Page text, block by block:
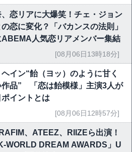
恋リアに大爆笑！チェ・ジョン
恋に変化？「バカンスの法則」
ABEMA人気恋リアメンバー集結
[08月06日13時18分]
イン“飴（ヨッ）のように甘く
作品” 「恋は飴模様」主演3人が
イントとは
[08月06日12時57分]
、ATEEZ、RIIZEら出演！
WORLD DREAM AWARDS」U